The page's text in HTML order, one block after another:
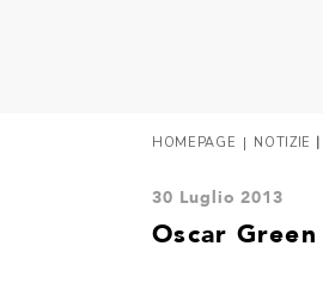
HOMEPAGE | NOTIZIE
30 Luglio 2013
Oscar Green